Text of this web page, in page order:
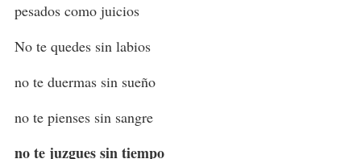
pesados como juicios
No te quedes sin labios
no te duermas sin sueño
no te pienses sin sangre
no te juzgues sin tiempo